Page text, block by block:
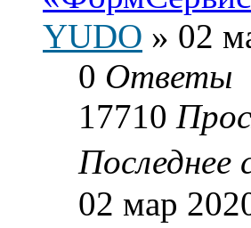
YUDO » 02
0 Ответы
17710
Последнее
02 мар